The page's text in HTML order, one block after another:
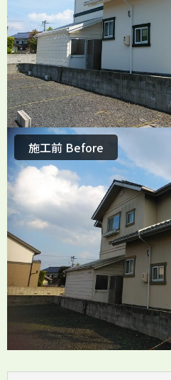
施工前 Before